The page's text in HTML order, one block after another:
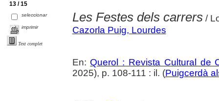
13 / 15
seleccionar
imprimir
Text complet
Les Festes dels carrers/
Cazorla Puig, Lourdes
En: Querol : Revista Cultural de
2025), p. 108-111 : il. (Puigcerdà